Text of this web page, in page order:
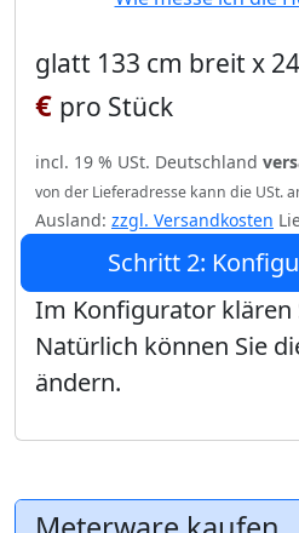
glatt 133 cm breit x
€ pro Stück
incl. 19 % USt. Deutschland
von der Lieferadresse kann die USt.
Ausland: zzgl. Versandkosten
Schritt 2:
Im Konfigurator klären
Natürlich können Sie
ändern.